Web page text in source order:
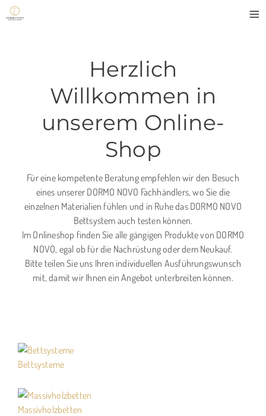
≡
Herzlich
Willkommen in
unserem Online-
Shop
Für eine kompetente Beratung empfehlen wir den Besuch
eines unserer DORMO NOVO Fachhändlers, wo Sie die
einzelnen Materialien fühlen und in Ruhe das DORMO NOVO
Bettsystem auch testen können.
Im Onlineshop finden Sie alle gängigen Produkte von DORMO
NOVO, egal ob für die Nachrüstung oder dem Neukauf.
Bitte teilen Sie uns Ihren individuellen Ausführungswunsch
mit, damit wir Ihnen ein Angebot unterbreiten können.
Bettsysteme
Massivholzbetten